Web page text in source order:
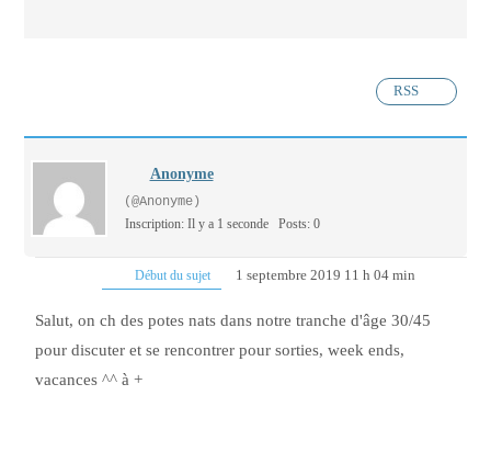
RSS
Anonyme
(@Anonyme)
Inscription: Il y a 1 seconde Posts: 0
Début du sujet 1 septembre 2019 11 h 04 min
Salut, on ch des potes nats dans notre tranche d'âge 30/45
pour discuter et se rencontrer pour sorties, week ends,
vacances ^^ à +